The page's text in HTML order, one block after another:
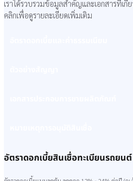
เราได้รวบรวมข้อมูลสำคัญและเอกสารที่เ
คลิกเพื่อดูรายละเอียดเพิ่มเติม
อัตราดอกเบี้ยสินเชื่อทะเบียนรถยนต์